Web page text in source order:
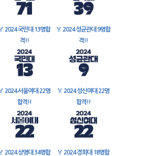
2024 국민대 13명합
격!!
🏅 2024 성균관대 9명합
격!!
2024 서울여대 22명
합격!!
🏅 2024 성신여대 22명
합격!!
2024 상명대 34명합
🏅 2024 경희대 18명합